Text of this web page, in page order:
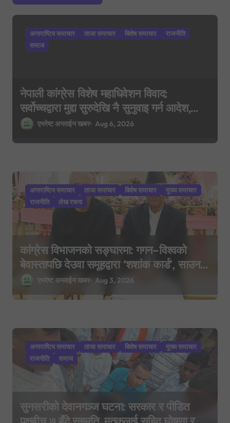
t
अन्तराष्टिय समाचार ताजा समाचार बिशेष समाचार
राजनीति
समाज
नेपाली कांग्रेस विशेष महाधिवेशन विवाद:
सर्वोच्चद्वारा मुद्दा सुरुदेखि नै सुनुवाइ गर्न आदेश,
पुरानो फैसला पुनरावलोकन हुने
एभरेष्ट अन्लाईन खबर Aug 6, 2026
अन्तराष्टिय समाचार ताजा समाचार बिशेष समाचार
मुख्य समाचार
राजनीति
लेख रचना
कांग्रेस विभाजनको सङ्घारमा: गगन–विश्वको
बेवास्तापछि देउवा समूहद्वारा ‘शशांक कार्ड’, साउन
२९ मा नयाँ राजनीतिक यात्राको घोषणा तयारी!
एभरेष्ट अन्लाईन खबर Aug 3, 2026
अन्तराष्टिय समाचार ताजा समाचार बिशेष समाचार
मुख्य समाचार
राजनीति
समाज
सुनसरीको देवानगञ्ज घटना: सरकार र पीडित